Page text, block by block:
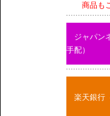
商品もご
ジャパン
手配）
楽天銀行